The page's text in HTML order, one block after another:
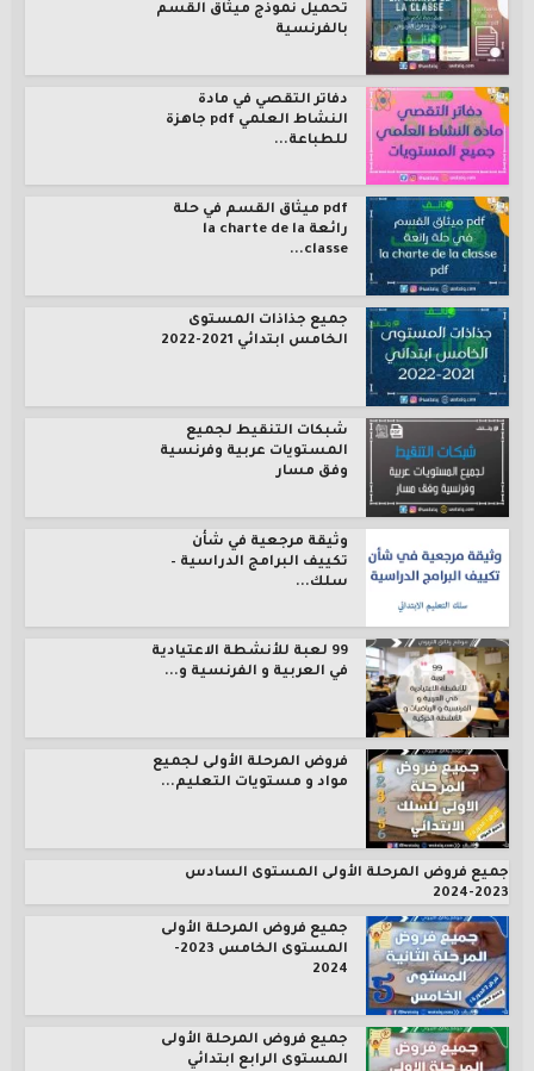
تحميل نموذج ميثاق القسم
بالفرنسية
دفاتر التقصي في مادة
النشاط العلمي pdf جاهزة
للطباعة...
pdf ميثاق القسم في حلة
رائعة la charte de la
classe...
جميع جذاذات المستوى
الخامس ابتدائي 2021-2022
شبكات التنقيط لجميع
المستويات عربية وفرنسية
وفق مسار
وثيقة مرجعية في شأن
تكييف البرامج الدراسية –
سلك...
99 لعبة للأنشطة الاعتيادية
في العربية و الفرنسية و...
فروض المرحلة الأولى لجميع
مواد و مستويات التعليم...
جميع فروض المرحلة الأولى المستوى السادس
2023-2024
جميع فروض المرحلة الأولى
المستوى الخامس 2023-
2024
جميع فروض المرحلة الأولى
المستوى الرابع ابتدائي